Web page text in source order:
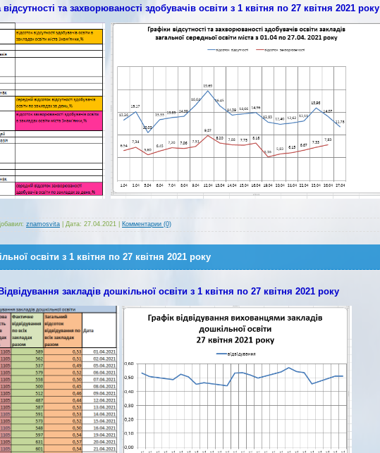
та захворюваності здобувачів освіти з 1 квітня по 27 квітня 2021 року
znamosvita Дата: 27.04.2021 Комментарии (0)
освіти з 1 квітня по 27 квітня 2021 року
Відвідування закладів дошкільної освіти з 1 квітня по 27 квітня 2021 року